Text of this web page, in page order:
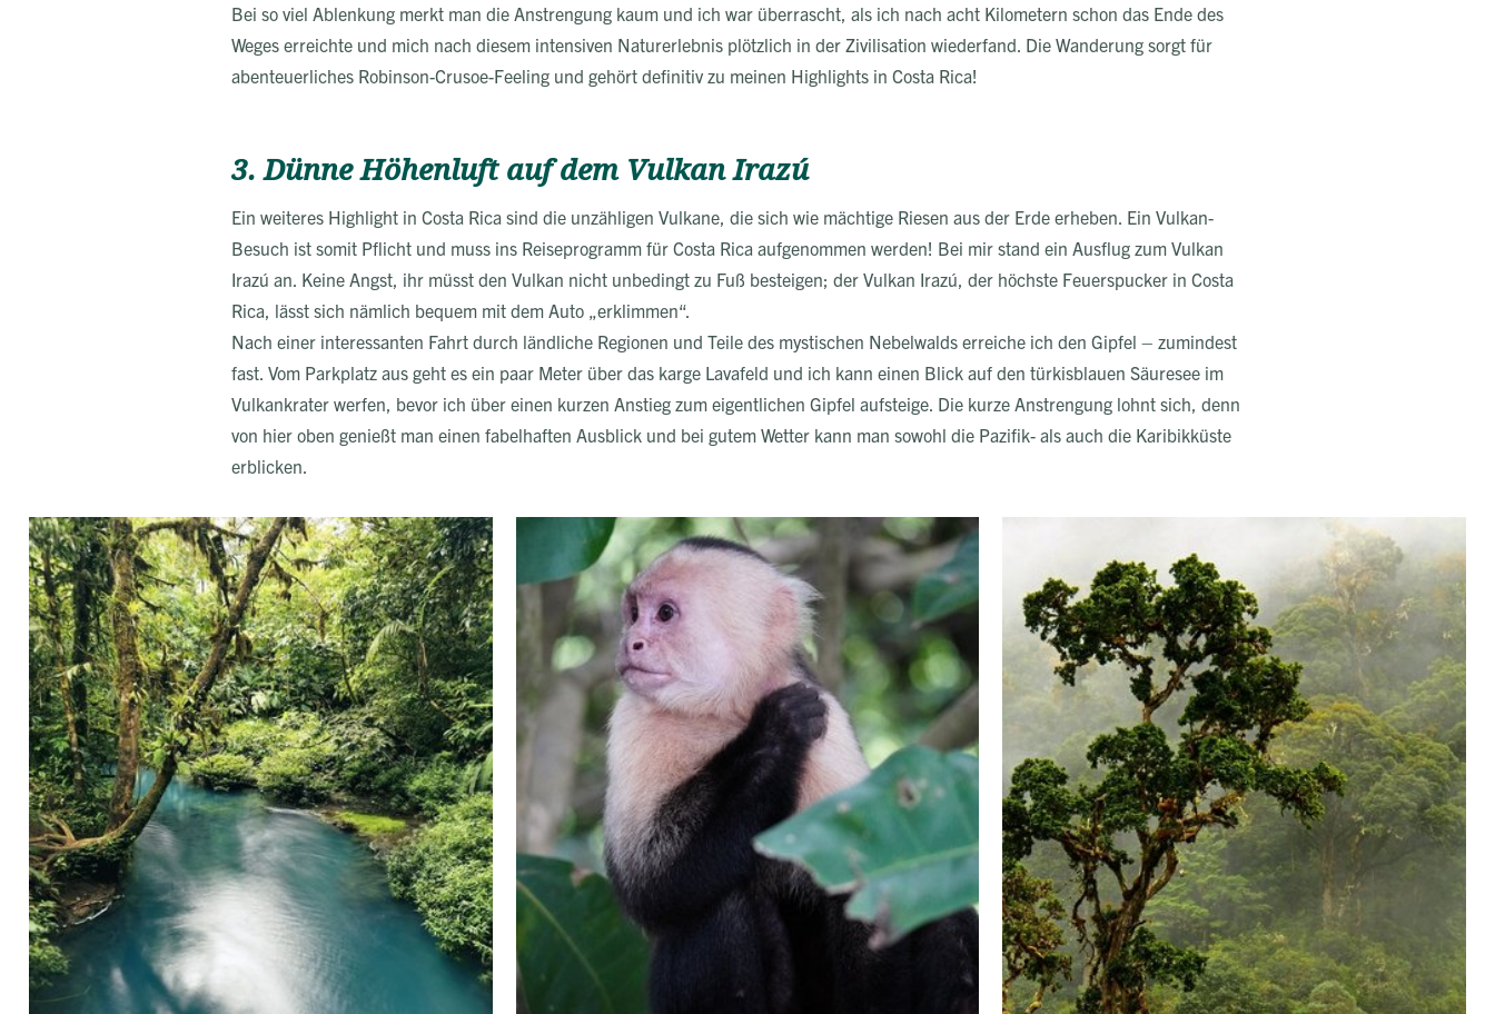
Bei so viel Ablenkung merkt man die Anstrengung kaum und ich war überrascht, als ich nach acht Kilometern schon das Ende des
Weges erreichte und mich nach diesem intensiven Naturerlebnis plötzlich in der Zivilisation wiederfand. Die Wanderung sorgt für
abenteuerliches Robinson-Crusoe-Feeling und gehört definitiv zu meinen Highlights in Costa Rica!
3. Dünne Höhenluft auf dem Vulkan Irazú
Ein weiteres Highlight in Costa Rica sind die unzähligen Vulkane, die sich wie mächtige Riesen aus der Erde erheben. Ein Vulkan-
Besuch ist somit Pflicht und muss ins Reiseprogramm für Costa Rica aufgenommen werden! Bei mir stand ein Ausflug zum Vulkan
Irazú an. Keine Angst, ihr müsst den Vulkan nicht unbedingt zu Fuß besteigen; der Vulkan Irazú, der höchste Feuerspucker in Costa
Rica, lässt sich nämlich bequem mit dem Auto „erklimmen“.
Nach einer interessanten Fahrt durch ländliche Regionen und Teile des mystischen Nebelwalds erreiche ich den Gipfel – zumindest
fast. Vom Parkplatz aus geht es ein paar Meter über das karge Lavafeld und ich kann einen Blick auf den türkisblauen Säuresee im
Vulkankrater werfen, bevor ich über einen kurzen Anstieg zum eigentlichen Gipfel aufsteige. Die kurze Anstrengung lohnt sich, denn
von hier oben genießt man einen fabelhaften Ausblick und bei gutem Wetter kann man sowohl die Pazifik- als auch die Karibikküste
erblicken.